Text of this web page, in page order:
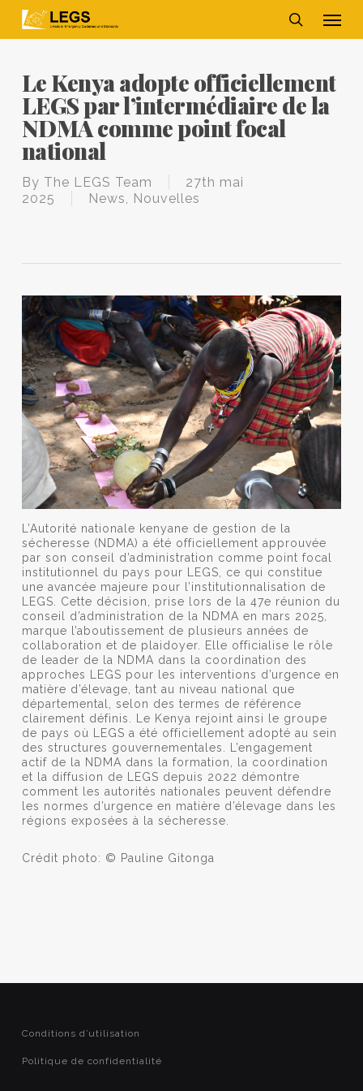
search
Le Kenya adopte officiellement
LEGS par l’intermédiaire de la
NDMA comme point focal
national
By The LEGS Team
27th mai
2025
News, Nouvelles
L’Autorité nationale kenyane de gestion de la
sécheresse (NDMA) a été officiellement approuvée
par son conseil d’administration comme point focal
institutionnel du pays pour LEGS, ce qui constitue
une avancée majeure pour l’institutionnalisation de
LEGS. Cette décision, prise lors de la 47e réunion du
conseil d’administration de la NDMA en mars 2025,
marque l’aboutissement de plusieurs années de
collaboration et de plaidoyer. Elle officialise le rôle
de leader de la NDMA dans la coordination des
approches LEGS pour les interventions d’urgence en
matière d’élevage, tant au niveau national que
départemental, selon des termes de référence
clairement définis. Le Kenya rejoint ainsi le groupe
de pays où LEGS a été officiellement adopté au sein
des structures gouvernementales. L’engagement
actif de la NDMA dans la formation, la coordination
et la diffusion de LEGS depuis 2022 démontre
comment les autorités nationales peuvent défendre
les normes d’urgence en matière d’élevage dans les
régions exposées à la sécheresse.
Crédit photo: © Pauline Gitonga
Conditions d’utilisation
Politique de confidentialité